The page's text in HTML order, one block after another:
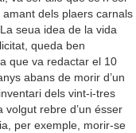
amant dels plaers carnals
seua idea de la vida
queda ben
que va redactar el 10
abans de morir d’un
dels vint-i-tres
volgut rebre d’un ésser
per exemple, morir-se